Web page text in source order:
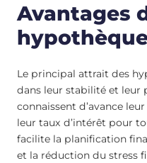
Avantages
Le principal attrait des
dans leur stabilité et leur
connaissent d’avance
leur taux d’intérêt pour
facilite la planification
et la réduction du stress